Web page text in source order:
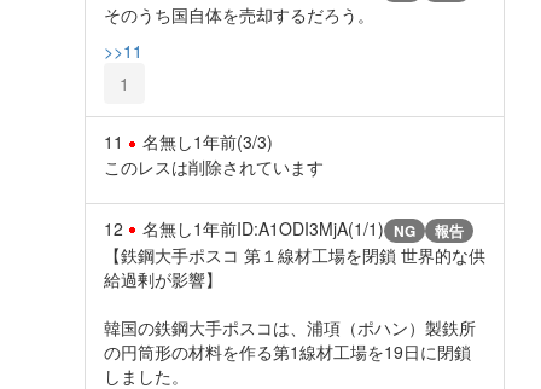
そのうち国自体を売却するだろう。
>>11
1
11 名無し1年前(3/3)
このレスは削除されています
12 名無し1年前ID:A1ODI3MjA(1/1) NG 報告
【鉄鋼大手ポスコ 第１線材工場を閉鎖 世界的な供
給過剰が影響】
韓国の鉄鋼大手ポスコは、浦項（ポハン）製鉄所
の円筒形の材料を作る第1線材工場を19日に閉鎖
しました。